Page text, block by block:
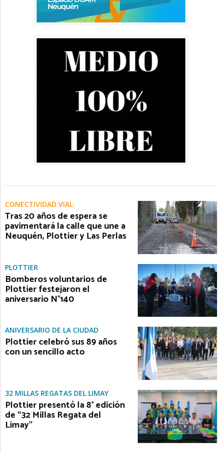
CONECTIVIDAD VIAL
Tras 20 años de espera se
pavimentará la calle que une a
Neuquén, Plottier y Las Perlas
PLOTTIER
Bomberos voluntarios de
Plottier festejaron el
aniversario N°140
ANIVERSARIO DE LA CIUDAD
Plottier celebró sus 89 años
con un sencillo acto
32 MILLAS REGATAS DEL LIMAY
Plottier presentó la 8° edición
de “32 Millas Regata del
Limay”